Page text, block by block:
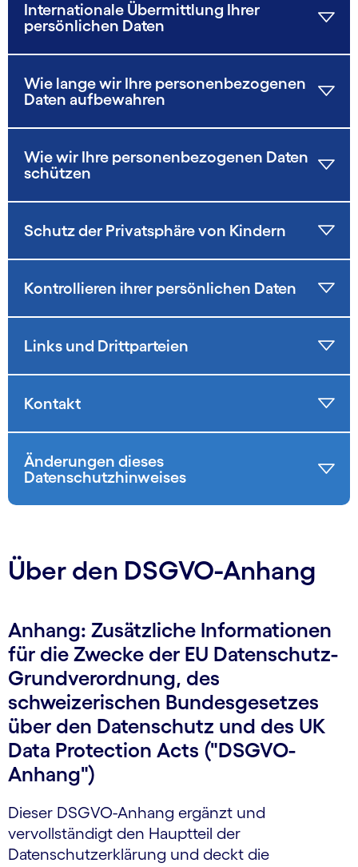
Internationale Übermittlung Ihrer
persönlichen Daten
Wie lange wir Ihre personenbezogenen
Daten aufbewahren
Wie wir Ihre personenbezogenen Daten
schützen
Schutz der Privatsphäre von Kindern
Kontrollieren ihrer persönlichen Daten
Links und Drittparteien
Kontakt
Änderungen dieses
Datenschutzhinweises
Über den DSGVO-Anhang
Anhang: Zusätzliche Informationen
für die Zwecke der EU Datenschutz-
Grundverordnung, des
schweizerischen Bundesgesetzes
über den Datenschutz und des UK
Data Protection Acts ("DSGVO-
Anhang")
Dieser DSGVO-Anhang ergänzt und
vervollständigt den Hauptteil der
Datenschutzerklärung und deckt die